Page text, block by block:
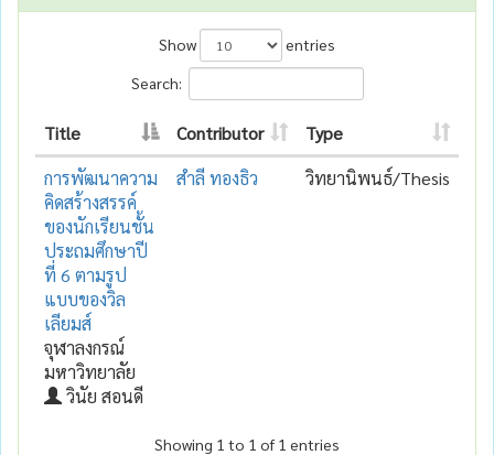
Show
entries
Search:
Title Contributor
Type
การพัฒนาความ
คิดสร้างสรรค์
ของนักเรียนชั้น
ประถมศึกษาปี
ที่ 6 ตามรูป
แบบของวิล
เลียมส์
จุฬาลงกรณ์
มหาวิทยาลัย
วินัย สอนดี
สำลี ทองธิว วิทยานิพนธ์/Thesis
Showing 1 to 1 of 1 entries